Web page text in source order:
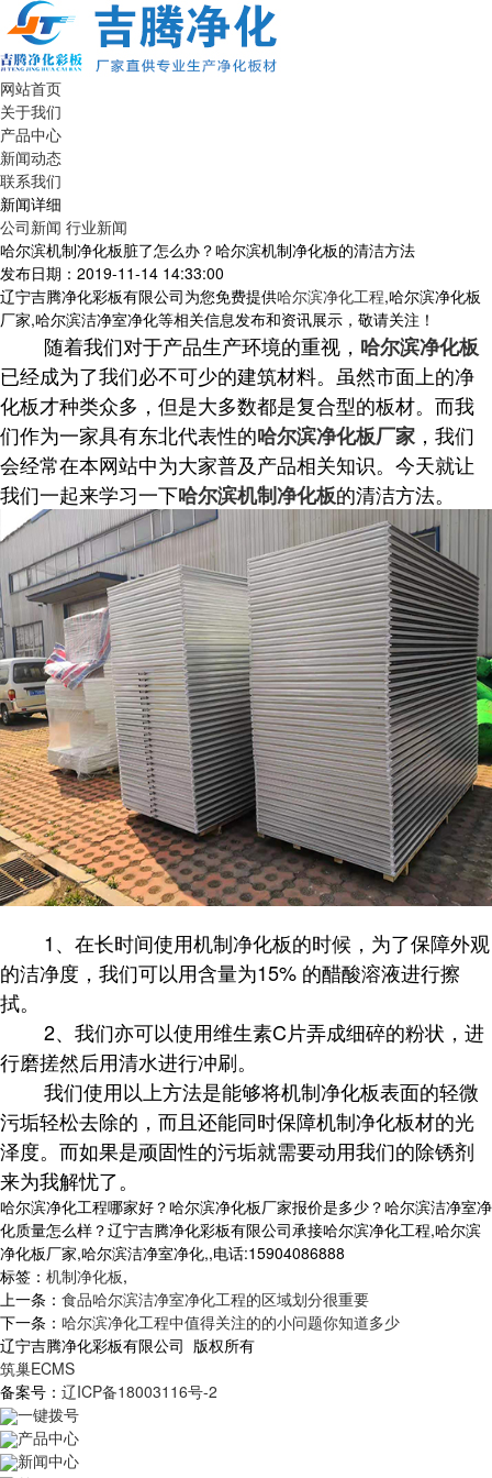
网站首页
关于我们
产品中心
新闻动态
联系我们
新闻详细
公司新闻 行业新闻
哈尔滨机制净化板脏了怎么办？哈尔滨机制净化板的清洁方法
发布日期：2019-11-14 14:33:00
辽宁吉腾净化彩板有限公司为您免费提供哈尔滨净化工程,哈尔滨净化板
厂家,哈尔滨洁净室净化等相关信息发布和资讯展示，敬请关注！
随着我们对于产品生产环境的重视， 哈尔滨净化板
已经成为了我们必不可少的建筑材料。虽然市面上的净
化板才种类众多，但是大多数都是复合型的板材。而我
们作为一家具有东北代表性的哈尔滨净化板厂家 ，我们
会经常在本网站中为大家普及产品相关知识。今天就让
我们一起来学习一下哈尔滨机制净化板的清洁方法。
1、在长时间使用机制净化板的时候，为了保障外观
的洁净度，我们可以用含量为15% 的醋酸溶液进行擦
拭。
2、我们亦可以使用维生素C片弄成细碎的粉状，进
行磨搓然后用清水进行冲刷。
我们使用以上方法是能够将机制净化板表面的轻微
污垢轻松去除的，而且还能同时保障机制净化板材的光
泽度。而如果是顽固性的污垢就需要动用我们的除锈剂
来为我解忧了。
哈尔滨净化工程哪家好？哈尔滨净化板厂家报价是多少？哈尔滨洁净室净
化质量怎么样？辽宁吉腾净化彩板有限公司承接哈尔滨净化工程,哈尔滨
净化板厂家,哈尔滨洁净室净化,,电话:15904086888
标签： 机制净化板,
上一条： 食品哈尔滨洁净室净化工程的区域划分很重要
下一条： 哈尔滨净化工程中值得关注的的小问题你知道多少
辽宁吉腾净化彩板有限公司 版权所有
筑巢ECMS
备案号： 辽ICP备18003116号-2
一键拨号
产品中心
新闻中心